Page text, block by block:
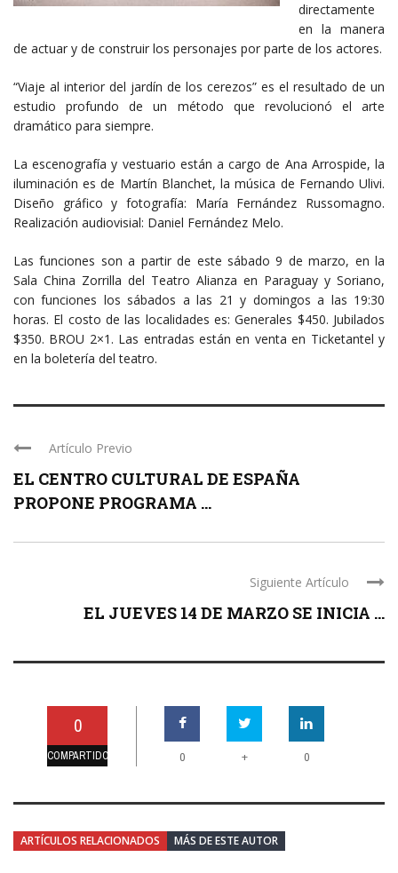
directamente
en la manera
de actuar y de construir los personajes por parte de los actores.
“Viaje al interior del jardín de los cerezos” es el resultado de un
estudio profundo de un método que revolucionó el arte
dramático para siempre.
La escenografía y vestuario están a cargo de Ana Arrospide, la
iluminación es de Martín Blanchet, la música de Fernando Ulivi.
Diseño gráfico y fotografía: María Fernández Russomagno.
Realización audiovisial: Daniel Fernández Melo.
Las funciones son a partir de este sábado 9 de marzo, en la
Sala China Zorrilla del Teatro Alianza en Paraguay y Soriano,
con funciones los sábados a las 21 y domingos a las 19:30
horas. El costo de las localidades es: Generales $450. Jubilados
$350. BROU 2×1. Las entradas están en venta en Ticketantel y
en la boletería del teatro.
Artículo Previo
EL CENTRO CULTURAL DE ESPAÑA
PROPONE PROGRAMA ...
Siguiente Artículo
EL JUEVES 14 DE MARZO SE INICIA ...
0
COMPARTIDO 0 + 0
ARTÍCULOS RELACIONADOS MÁS DE ESTE AUTOR